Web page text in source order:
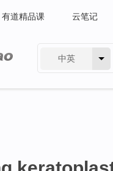
有道精品课 云笔记
中英